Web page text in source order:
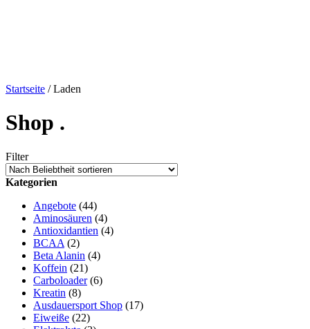
Startseite / Laden
Shop .
Filter
Kategorien
Angebote (44)
Aminosäuren (4)
Antioxidantien (4)
BCAA (2)
Beta Alanin (4)
Koffein (21)
Carboloader (6)
Kreatin (8)
Ausdauersport Shop (17)
Eiweiße (22)